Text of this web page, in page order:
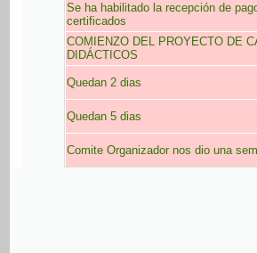
Se ha habilitado la recepción de
certificados
COMIENZO DEL PROYECTO DE
DIDÁCTICOS
Quedan 2 dias
Quedan 5 dias
Comite Organizador nos dio una